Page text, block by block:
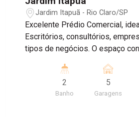
Jardim Itapuã - Rio Claro/SP
Excelente Prédio Comercial,
Escritórios, consultórios,
tipos de negócios. O espaço conta com um
Privativo, ar condicionado,
conforto para o dia dia , e
solar, garantindo maior economia
2
Banho
5
Garagens